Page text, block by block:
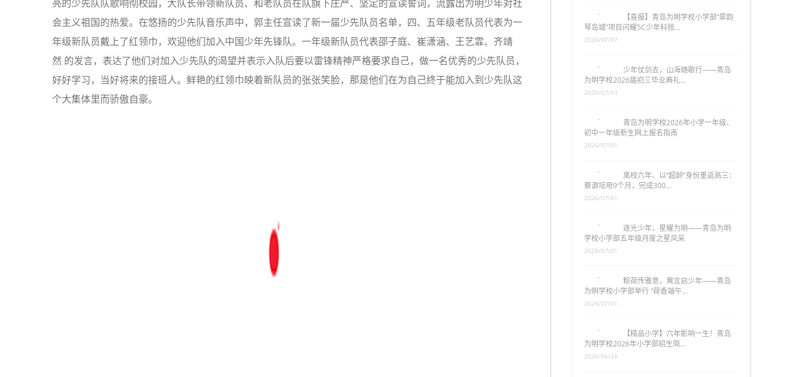
亮的少先队队歌响彻校园，大队长带领新队员、和老队员在队旗下庄严、坚定的宣读誓词，流露出为明少年对社
会主义祖国的热爱。在悠扬的少先队音乐声中，郭主任宣读了新一届少先队员名单，四、五年级老队员代表为一
年级新队员戴上了红领巾，欢迎他们加入中国少年先锋队。一年级新队员代表邵子庭、崔潇涵、王艺霏、齐靖
然 的发言，表达了他们对加入少先队的渴望并表示入队后要以雷锋精神严格要求自己，做一名优秀的少先队员，
好好学习，当好将来的接班人。鲜艳的红领巾映着新队员的张张笑脸，那是他们在为自己终于能加入到少先队这
个大集体里而骄傲自豪。
【喜报】青岛为明学校小学部“翠韵
琴岛城”项目闪耀5C少年科技…
少年仗剑去，山海踏歌行——青岛
为明学校2026届初三毕业典礼…
青岛为明学校2026年小学一年级、
初中一年级新生网上报名指南
离校六年、以“超龄”身份重返高三：
蔡源培用9个月，完成300…
逐光少年，星耀为明——青岛为明
学校小学部五年级月度之星风采
粽荷传雅意，寓言启少年——青岛
为明学校小学部举行 “荷香端午…
【精品小学】六年影响一生！青岛
为明学校2026年小学部招生简…